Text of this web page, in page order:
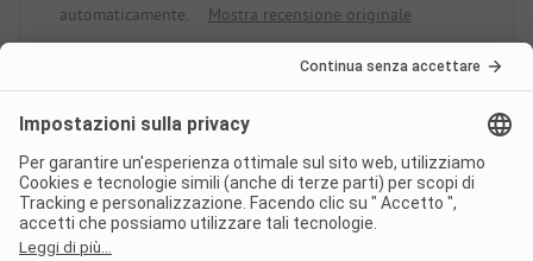
automaticamente.
Mostra recensione originale
Leggi la recensione
completa
Paginazione